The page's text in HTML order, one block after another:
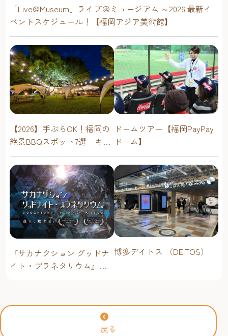
「Live@Museum」ライブ＠ミュージアム ～2026 最新イ
ベントスケジュール！【福岡アジア美術館】
【2026】手ぶらOK！福岡の
絶景BBQスポット7選 キャ
ンプ場・海辺・公園で手軽
に楽しむ
ドームツアー【福岡PayPay
ドーム】
『サカナクション グッドナ
イト・プラネタリウム』が
2026年
博多デイトス （DEITOS）
戻る